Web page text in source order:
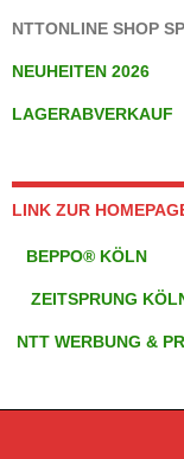
NTTONLINE SHOP
NEUHEITEN 2026
LAGERABVERKAUF
LINK ZUR
BEPPO® KÖLN
ZEITSPRUNG
NTT WERBUNG &